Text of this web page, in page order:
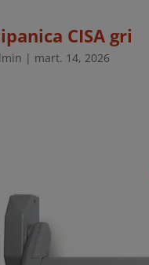
CISA gri
| mart. 14, 2026